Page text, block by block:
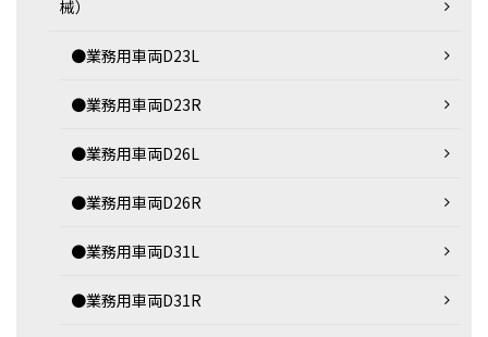
械）
●業務用車両D23L
●業務用車両D23R
●業務用車両D26L
●業務用車両D26R
●業務用車両D31L
●業務用車両D31R